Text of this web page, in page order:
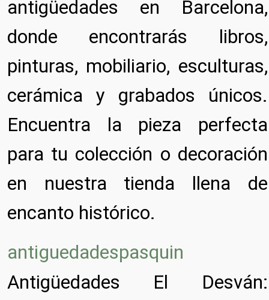
antigüedades en Barcelona,
donde encontrarás libros,
pinturas, mobiliario, esculturas,
cerámica y grabados únicos.
Encuentra la pieza perfecta
para tu colección o decoración
en nuestra tienda llena de
encanto histórico.
antiguedadespasquin
Antigüedades El Desván: